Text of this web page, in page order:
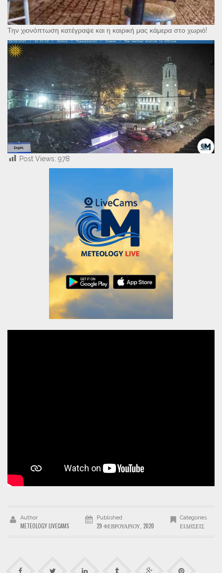
Την χιονόπτωση κατέγραψε και η καιρική μας κάμερα στο χωριό!
Post Views: 978
Author
METEOLOGY LIVECAMS
Published
29 ΦΕΒΡΟΥΑΡΊΟΥ, 2020
Categories
ΕΙΔΉΣΕΙΣ